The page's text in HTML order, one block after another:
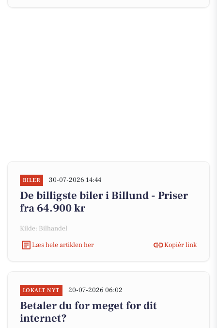
BILER 30-07-2026 14:44
De billigste biler i Billund - Priser
fra 64.900 kr
Kilde: Bilhandel
Læs hele artiklen her
Kopiér link
LOKALT NYT 20-07-2026 06:02
Betaler du for meget for dit
internet?